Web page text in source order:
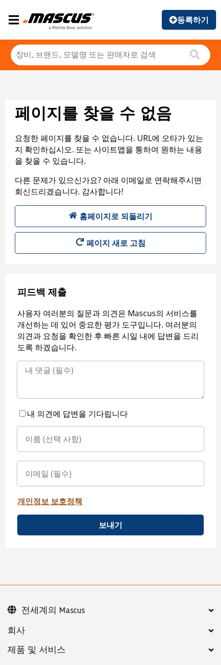
등록하기
페이지를 찾을 수 없음
요청한 페이지를 찾을 수 없습니다. URL에 오타가 있는
지 확인하십시오. 또는 사이트맵을 통하여 원하는 내용
을 찾을 수 있습니다.
다른 문제가 있으신가요? 아래 이메일로 연락해주시면
회신드리겠습니다. 감사합니다!
홈페이지로 되돌리기
페이지 새로 고침
피드백 제출
사용자 여러분의 질문과 의견은 Mascus의 서비스를
개선하는 데 있어 중요한 평가 도구입니다. 여러분의
의견과 요청을 확인한 후 빠른 시일 내에 답변을 드리
도록 하겠습니다.
내 의견에 답변을 기다립니다
개인정보 보호정책
보내기
회사
제품 및 서비스
전세계의 Mascus